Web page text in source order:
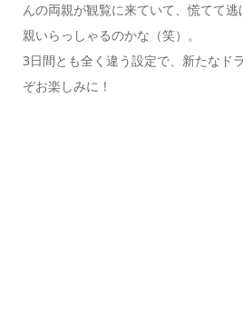
んの両親が観覧に来ていて、慌てて
親いらっしゃるのかな（笑）。
3日間とも全く違う設定で、新たなド
ぞお楽しみに！